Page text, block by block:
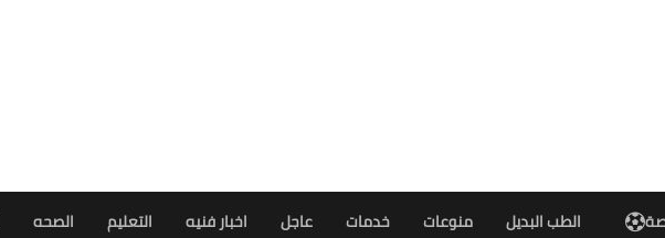
الطب البديل منوعات خدمات عاجل اخبار فنيه التعليم الصحه